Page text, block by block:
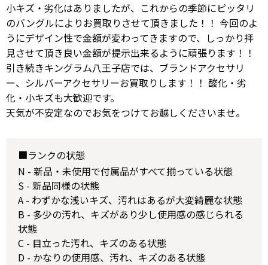
小キズ・劣化はありましたが、これからの季節にピッタリ
のバングルによりお買取りさせて頂きました！！ 今回のよ
うにデザイン性で金額が変わってきますので、しっかり拝
見させて頂き良い金額が提示出来るように頑張ります！！
引き続きキングラム八王子店では、ブランドアクセサリ
ー、シルバーアクセサリーお買取りします！！ 酸化・劣
化・小キズも大歓迎です。
天気が不安定なのでお気をつけてお越しくださいませ。
■ランクの状態
N - 新品・未使用で付属品がすべて揃っている状態
S - 新品同様の状態
A - わずかな浅いキズ、汚れはあるが大変綺麗な状態
B - 多少の汚れ、キズがあり少し使用感の感じられる
状態
C - 目立った汚れ、キズのある状態
D - かなりの使用感、汚れ、キズのある状態